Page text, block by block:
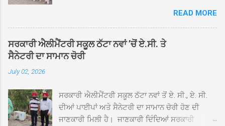
ਸਰਪ੍ਰਸਤੀ ਹੇਠ, ਪੰਜ ਪਿਆਰਿਆਂ ਦੀ ਅਗਵਾਈ ਵਿੱਚ
ਮਹੱਲਾ ਸੰਤਪੁਰਾ ਤੋਂ ਪ੍ਰਾਰੰਭ ਹੋ ਕੇ ਪਿੰਡ ਭਗਤਪੁਰ,
ਭਗਵਾਨਪੁਰ, ਝੁੱਗੀਆਂ ਗੁਲਾਮ, ਮਜਾਦਪੁਰ, ਕੁੱਲੀਆਂ, ਰੱਤਾ ਨੌ
ਅਬਾਦ, ਕੋਲੀਆਂਵਾਲ, ਅੱਡਾ ਸਾਬੂਵਾਲ, ਦਰੀਏਵਾਲ,
ਵਿਖੇ ਪਹੁੰਚਣ ’ਤੇ ਮੁੱਖ ਸੇਵਾਦਾਰ ਸੰਤ ਬਾਬਾ ਹਰਜੀਤ ਸਿੰਘ ਤੇ
ਇਲਾਕੇ ਦੀਆਂ ਸੰਗਤਾਂ ਵੱਲੋਂ ਜੈਕਾਰਿਆਂ ਦੀ ਗੂੰਜ ਵਿਚ ਨਿੱਘਾ
ਸਵਾਗਤ ਕੀਤਾ ਗਿਆ। ਗੁਰਦੁਆਰਾ ਸ੍ਰੀ ਦਮਦਮਾ ਸਾਹਿਬ
READ MORE
ਸਰਕਾਰੀ ਐਲੀਮੈਂਟਰੀ ਸਕੂਲ ਠੱਟਾ ਨਵਾਂ ’ਚੋਂ ਏ.ਸੀ. ਤੇ
ਸੈਨੇਟਰੀ ਦਾ ਸਾਮਾਨ ਚੋਰੀ
July 02, 2026
ਸਰਕਾਰੀ ਐਲੀਮੈਂਟਰੀ ਸਕੂਲ ਠੱਟਾ ਨਵਾਂ ਤੋਂ ਏ. ਸੀ., ਏ. ਸੀ.
ਦੀਆਂ ਪਾਈਪਾਂ ਅਤੇ ਸੈਨੇਟਰੀ ਦਾ ਸਾਮਾਨ ਚੋਰੀ ਹੋਣ ਦੀ
ਜਾਣਕਾਰੀ ਮਿਲੀ ਹੈ। ਜਾਣਕਾਰੀ ਦਿੰਦਿਆਂ ਸਰਕਾਰੀ